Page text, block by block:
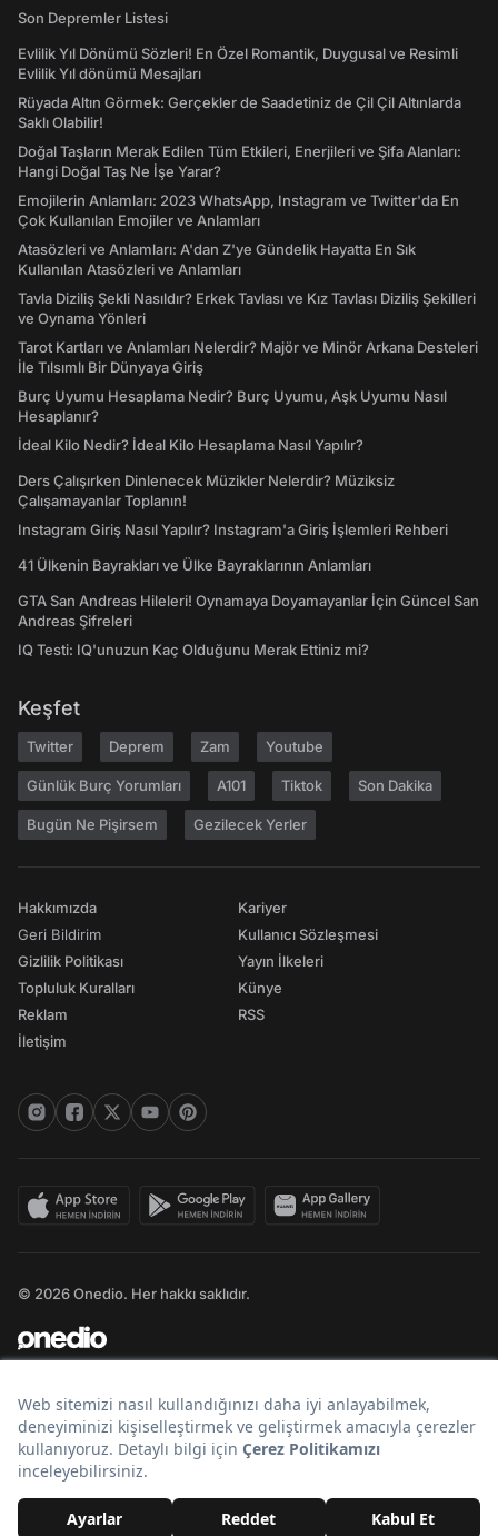
Son Depremler Listesi
Evlilik Yıl Dönümü Sözleri! En Özel Romantik, Duygusal ve Resimli
Evlilik Yıl dönümü Mesajları
Rüyada Altın Görmek: Gerçekler de Saadetiniz de Çil Çil Altınlarda
Saklı Olabilir!
Doğal Taşların Merak Edilen Tüm Etkileri, Enerjileri ve Şifa Alanları:
Hangi Doğal Taş Ne İşe Yarar?
Emojilerin Anlamları: 2023 WhatsApp, Instagram ve Twitter'da En
Çok Kullanılan Emojiler ve Anlamları
Atasözleri ve Anlamları: A'dan Z'ye Gündelik Hayatta En Sık
Kullanılan Atasözleri ve Anlamları
Tavla Diziliş Şekli Nasıldır? Erkek Tavlası ve Kız Tavlası Diziliş Şekilleri
ve Oynama Yönleri
Tarot Kartları ve Anlamları Nelerdir? Majör ve Minör Arkana Desteleri
İle Tılsımlı Bir Dünyaya Giriş
Burç Uyumu Hesaplama Nedir? Burç Uyumu, Aşk Uyumu Nasıl
Hesaplanır?
İdeal Kilo Nedir? İdeal Kilo Hesaplama Nasıl Yapılır?
Ders Çalışırken Dinlenecek Müzikler Nelerdir? Müziksiz
Çalışamayanlar Toplanın!
Instagram Giriş Nasıl Yapılır? Instagram'a Giriş İşlemleri Rehberi
41 Ülkenin Bayrakları ve Ülke Bayraklarının Anlamları
GTA San Andreas Hileleri! Oynamaya Doyamayanlar İçin Güncel San
Andreas Şifreleri
IQ Testi: IQ'unuzun Kaç Olduğunu Merak Ettiniz mi?
Keşfet
Twitter Deprem Zam Youtube
Günlük Burç Yorumları A101 Tiktok Son Dakika
Bugün Ne Pişirsem Gezilecek Yerler
Hakkımızda
Geri Bildirim
Gizlilik Politikası
Topluluk Kuralları
Reklam
İletişim
Kariyer
Kullanıcı Sözleşmesi
Yayın İlkeleri
Künye
RSS
© 2026 Onedio. Her hakkı saklıdır.
Bir markasıdır.